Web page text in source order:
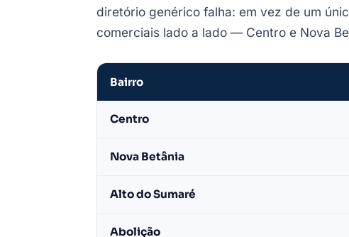
diretório genérico falha: em vez de um
comerciais lado a lado — Centro e Nova
por
Bairro
Centro
Nova Betânia
Alto do Sumaré
Abolição